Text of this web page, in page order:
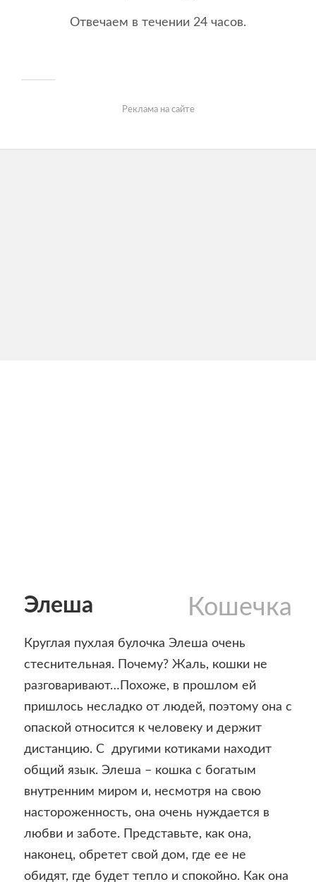
Отвечаем в течении 24 часов.
Реклама на сайте
Кошечка
Элеша
Круглая пухлая булочка Элеша очень
стеснительная. Почему? Жаль, кошки не
разговаривают…Похоже, в прошлом ей
пришлось несладко от людей, поэтому она с
опаской относится к человеку и держит
дистанцию. С другими котиками находит
общий язык. Элеша – кошка с богатым
внутренним миром и, несмотря на свою
настороженность, она очень нуждается в
любви и заботе. Представьте, как она,
наконец, обретет свой дом, где ее не
обидят, где будет тепло и спокойно. Как она